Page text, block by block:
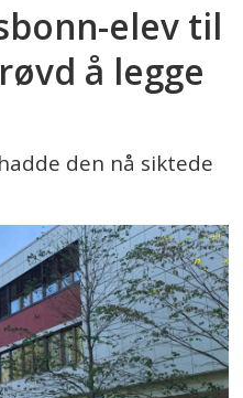
elev til
å legge
den nå siktede